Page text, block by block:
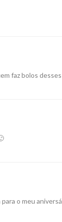
faz bolos
o meu